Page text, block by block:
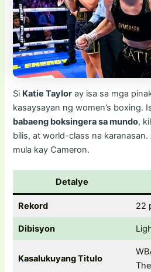
Si Katie Taylor ay isa sa mga
kasaysayan ng women’s boxing.
babaeng boksingera sa mundo,
bilis, at world-class na
mula kay Cameron.
Detalye
Rekord 22
Dibisyon
Kasalukuyang Titulo